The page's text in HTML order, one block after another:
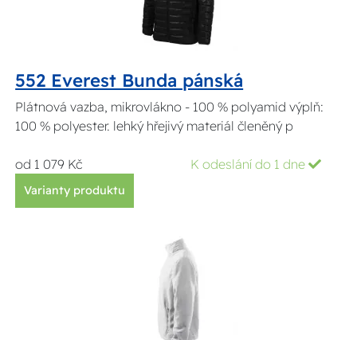
552 Everest Bunda pánská
Plátnová vazba, mikrovlákno - 100 % polyamid výplň:
100 % polyester. lehký hřejivý materiál členěný p
od 1 079 Kč K odeslání do 1 dne
Varianty produktu